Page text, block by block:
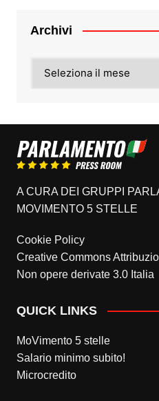
Archivi
A CURA DEI GRUPPI
MOVIMENTO 5 STELLE
Cookie Policy
Creative Commons
Non opere derivate 3.0 Italia
QUICK LINKS
MoVimento 5 stelle
Salario minimo subito!
Microcredito